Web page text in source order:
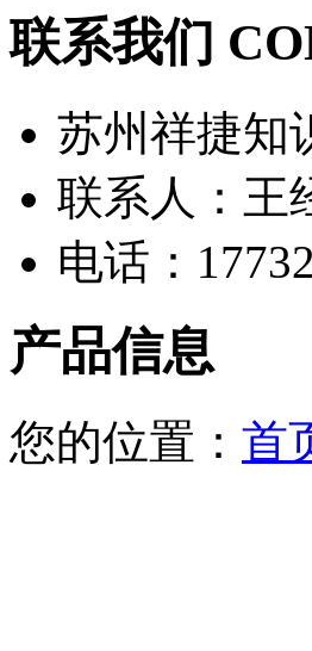
联系我们
苏州祥捷知
联系人：王
电话：
产品信息
您的位置： 首